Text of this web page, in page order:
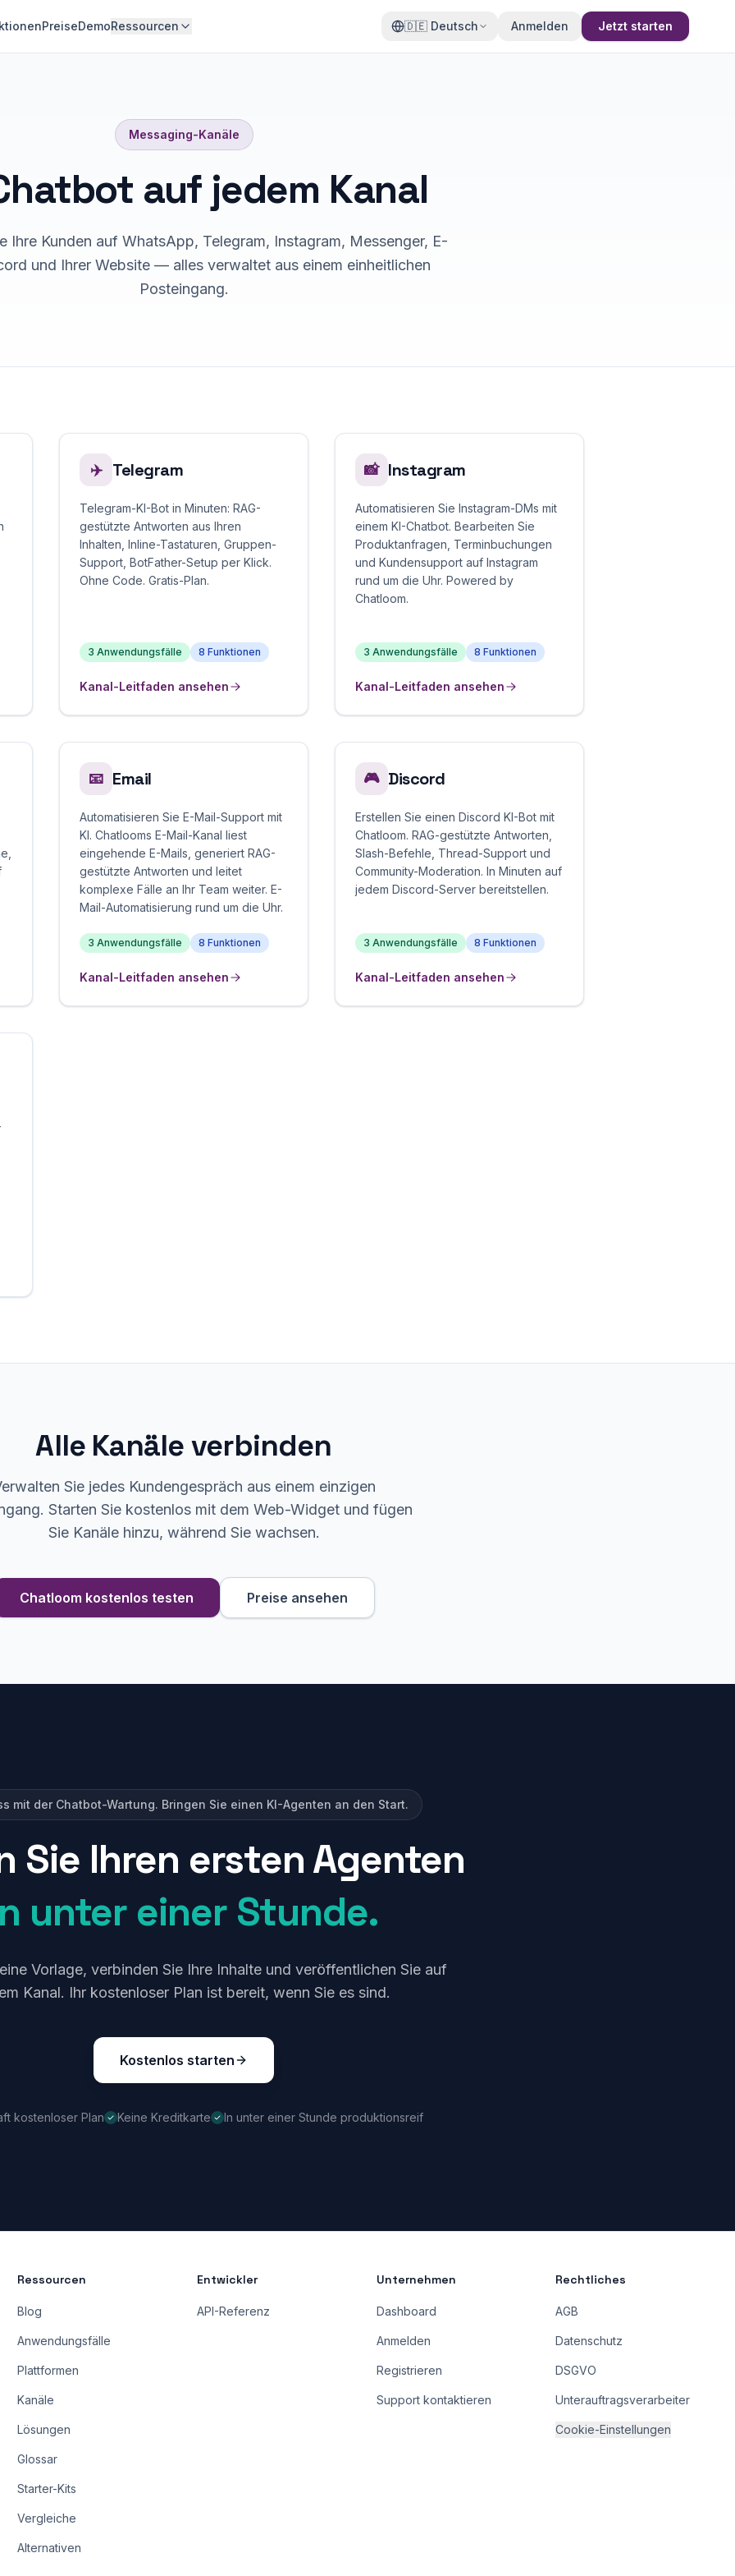
PreiseDemoRessourcen 🇩🇪 Deutsch Anmelden Jetzt starten
Messaging-Kanäle
auf jedem Kanal
Ihre Kunden auf WhatsApp, Telegram, Instagram, Messenger, E-
und Ihrer Website — alles verwaltet aus einem einheitlichen
Posteingang.
✈️ Telegram
Telegram-KI-Bot in Minuten: RAG-
gestützte Antworten aus Ihren
Inhalten, Inline-Tastaturen, Gruppen-
Support, BotFather-Setup per Klick.
Ohne Code. Gratis-Plan.
3 Anwendungsfälle 8 Funktionen
Kanal-Leitfaden ansehen
📸 Instagram
Automatisieren Sie Instagram-DMs mit
einem KI-Chatbot. Bearbeiten Sie
Produktanfragen, Terminbuchungen
und Kundensupport auf Instagram
rund um die Uhr. Powered by
Chatloom.
3 Anwendungsfälle 8 Funktionen
Kanal-Leitfaden ansehen
📧 Email
Automatisieren Sie E-Mail-Support mit
KI. Chatlooms E-Mail-Kanal liest
eingehende E-Mails, generiert RAG-
gestützte Antworten und leitet
komplexe Fälle an Ihr Team weiter. E-
Mail-Automatisierung rund um die Uhr.
3 Anwendungsfälle 8 Funktionen
Kanal-Leitfaden ansehen
🎮 Discord
Erstellen Sie einen Discord KI-Bot mit
Chatloom. RAG-gestützte Antworten,
Slash-Befehle, Thread-Support und
Community-Moderation. In Minuten auf
jedem Discord-Server bereitstellen.
3 Anwendungsfälle 8 Funktionen
Kanal-Leitfaden ansehen
Alle Kanäle verbinden
Sie jedes Kundengespräch aus einem einzigen
Starten Sie kostenlos mit dem Web-Widget und fügen
Sie Kanäle hinzu, während Sie wachsen.
Chatloom kostenlos testen Preise ansehen
mit der Chatbot-Wartung. Bringen Sie einen KI-Agenten an den Start.
Sie Ihren ersten Agenten
unter einer Stunde.
Vorlage, verbinden Sie Ihre Inhalte und veröffentlichen Sie auf
Kanal. Ihr kostenloser Plan ist bereit, wenn Sie es sind.
Kostenlos starten
kostenloser Plan Keine Kreditkarte In unter einer Stunde produktionsreif
Ressourcen
Blog
Anwendungsfälle
Plattformen
Kanäle
Lösungen
Glossar
Starter-Kits
Vergleiche
Alternativen
Entwickler
API-Referenz
Unternehmen
Dashboard
Anmelden
Registrieren
Support kontaktieren
Rechtliches
AGB
Datenschutz
DSGVO
Unterauftragsverarbeiter
Cookie-Einstellungen